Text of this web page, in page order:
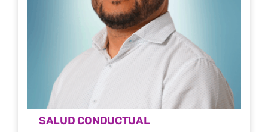
SALUD CONDUCTUAL